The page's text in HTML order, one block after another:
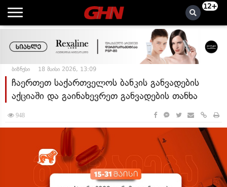
12+
ბიზნესი 18 მაისი 2026, 13:09
ჩაერთეთ საქართველოს ბანკის განვადების
აქციაში და გაინახევრეთ განვადების თანხა
948